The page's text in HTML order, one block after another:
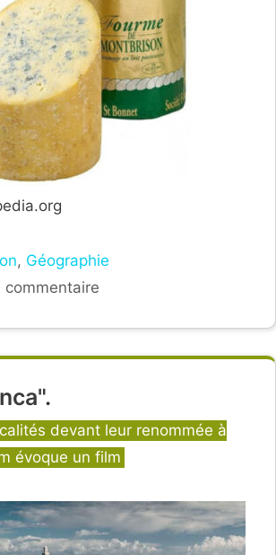
, Géographie
commentaire
devant leur renommée à
évoque un film